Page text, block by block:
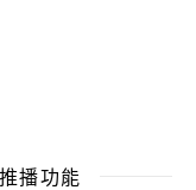
播功能